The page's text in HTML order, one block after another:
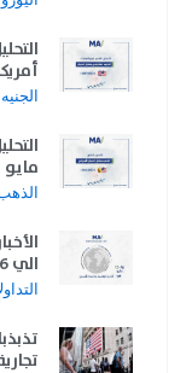
أمريكي 12
مايو 2025
الي 16 مايو 2025: أبرز الأحداث والتوقعات